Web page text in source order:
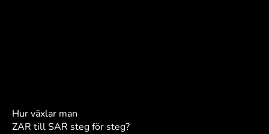
Hur växlar man
ZAR till SAR steg för steg?